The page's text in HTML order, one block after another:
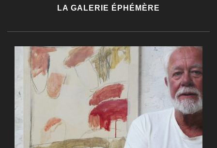
LA GALERIE ÉPHÉMÈRE